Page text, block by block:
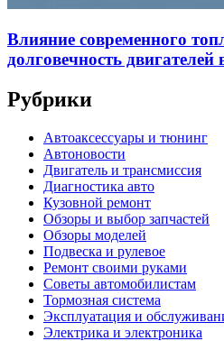
Влияние современного
долговечность двигателей
Рубрики
Автоаксессуары и тюнинг
Автоновости
Двигатель и трансмиссия
Диагностика авто
Кузовной ремонт
Обзоры и выбор запчастей
Обзоры моделей
Подвеска и рулевое
Ремонт своими руками
Советы автомобилистам
Тормозная система
Эксплуатация и
Электрика и электроника